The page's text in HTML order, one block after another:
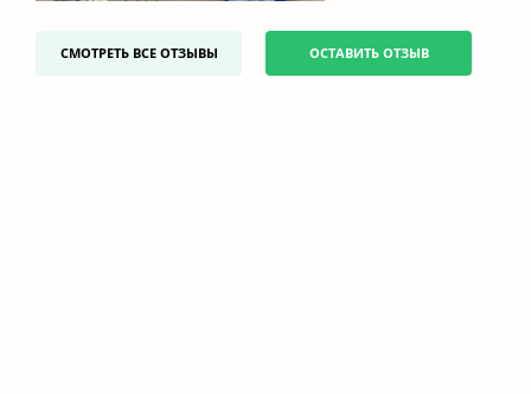
СМОТРЕТЬ ВСЕ ОТЗЫВЫ ОСТАВИТЬ ОТЗЫВ